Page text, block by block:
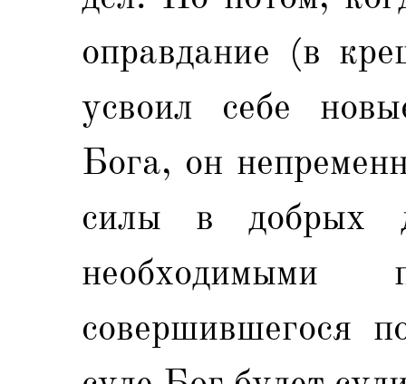
оправдание (в
усвоил себе
Бога, он
силы в добрых
необходимыми
совершившегося